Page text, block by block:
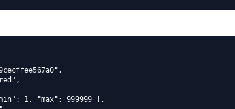
1, "max": 999999 },